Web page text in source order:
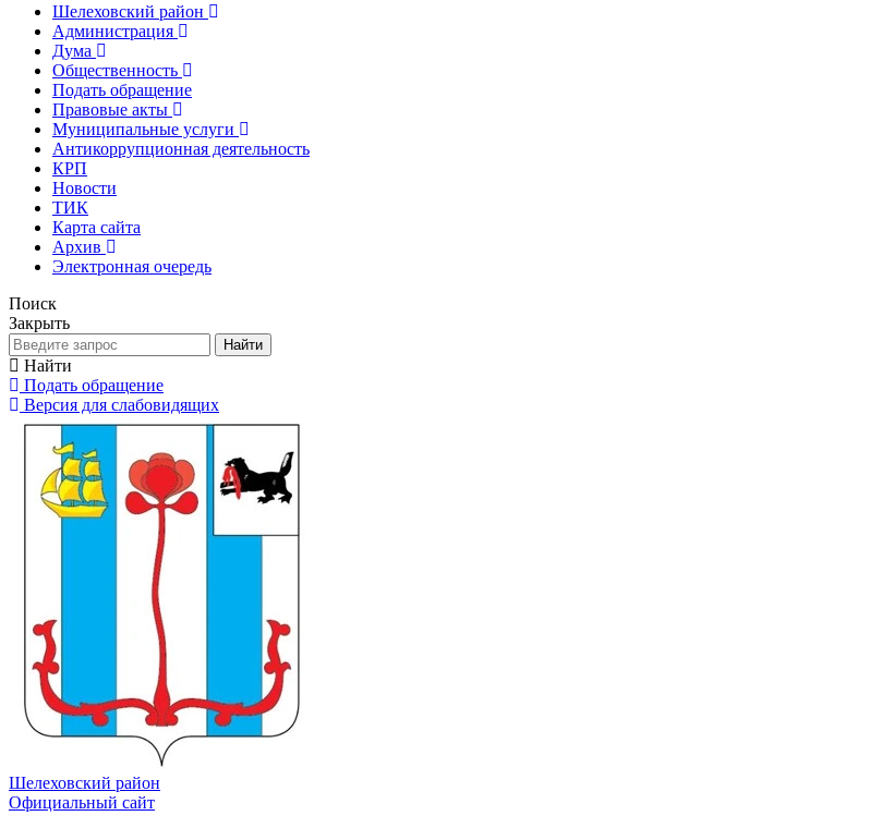
Шелеховский район
Администрация
Дума
Общественность
Подать обращение
Правовые акты
Муниципальные услуги
Антикоррупционная деятельность
КРП
Новости
ТИК
Карта сайта
Архив
Электронная очередь
Поиск
Закрыть
Найти
Найти
Подать обращение
Версия для слабовидящих
Шелеховский район
Официальный сайт